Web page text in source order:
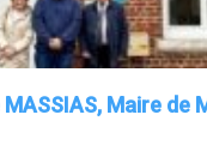
Maire de